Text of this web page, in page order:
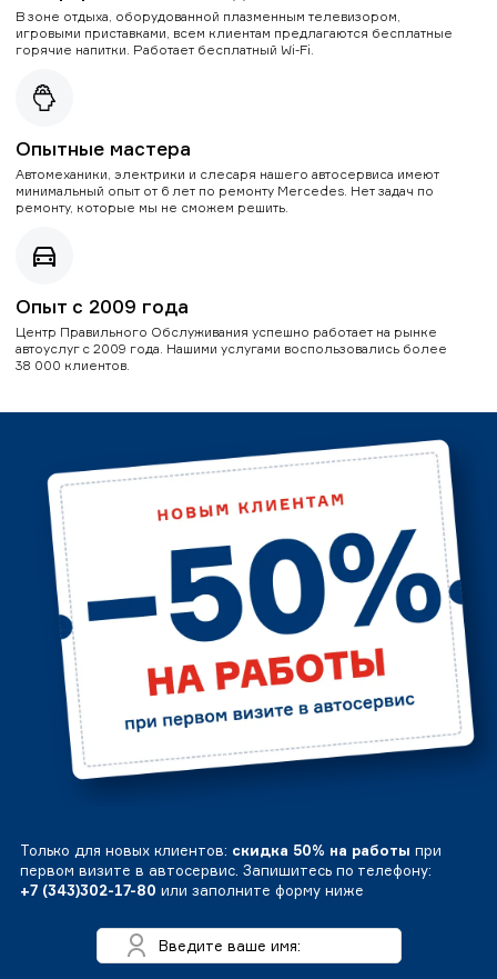
В зоне отдыха, оборудованной плазменным телевизором,
игровыми приставками, всем клиентам предлагаются бесплатные
горячие напитки. Работает бесплатный Wi-Fi.
Опытные мастера
Автомеханики, электрики и слесаря нашего автосервиса имеют
минимальный опыт от 6 лет по ремонту Mercedes. Нет задач по
ремонту, которые мы не сможем решить.
Опыт с 2009 года
Центр Правильного Обслуживания успешно работает на рынке
автоуслуг с 2009 года. Нашими услугами воспользовались более
38 000 клиентов.
Только для новых клиентов: скидка 50% на работы при
первом визите в автосервис. Запишитесь по телефону:
+7 (343)302-17-80 или заполните форму ниже